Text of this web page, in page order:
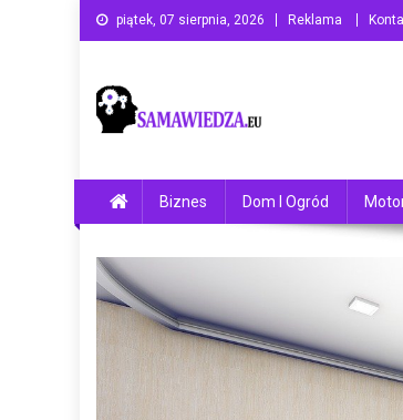
Skip
to
piątek, 07 sierpnia, 2026 Reklama
Biznes Dom I Ogród